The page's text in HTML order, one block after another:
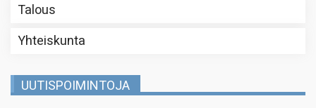
Talous
Yhteiskunta
UUTISPOIMINTOJA